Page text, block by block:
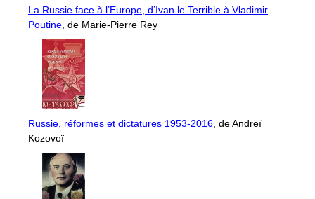
La Russie face à l’Europe, d’Ivan le Terrible à Vladimir
Poutine, de Marie-Pierre Rey
Russie, réformes et dictatures 1953-2016, de Andreï
Kozovoï